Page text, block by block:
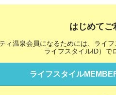
はじめてご
ィ温泉会員になるためには、ライ
ライフスタイルID）で
ライフスタイル